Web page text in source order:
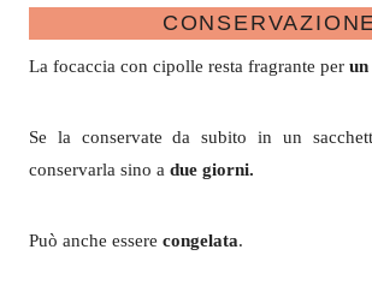
CONSERVAZIONE
La focaccia con cipolle resta fragrante per
Se la conservate da subito in un
conservarla sino a due giorni.
Può anche essere congelata.